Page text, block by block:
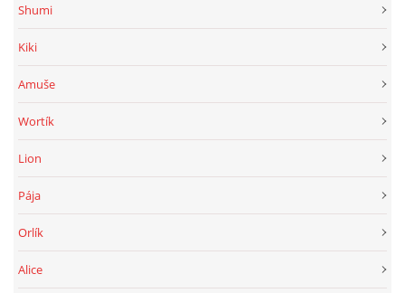
Shumi
Kiki
Amuše
Wortík
Lion
Pája
Orlík
Alice